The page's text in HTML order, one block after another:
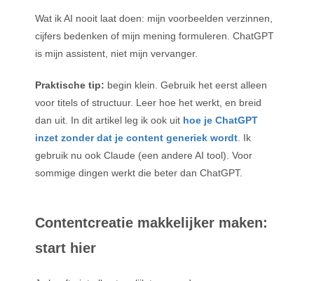
Wat ik AI nooit laat doen: mijn voorbeelden verzinnen,
cijfers bedenken of mijn mening formuleren. ChatGPT
is mijn assistent, niet mijn vervanger.
Praktische tip: begin klein. Gebruik het eerst alleen
voor titels of structuur. Leer hoe het werkt, en breid
dan uit. In dit artikel leg ik ook uit hoe je ChatGPT
inzet zonder dat je content generiek wordt . Ik
gebruik nu ook Claude (een andere AI tool). Voor
sommige dingen werkt die beter dan ChatGPT.
Contentcreatie makkelijker maken:
start hier